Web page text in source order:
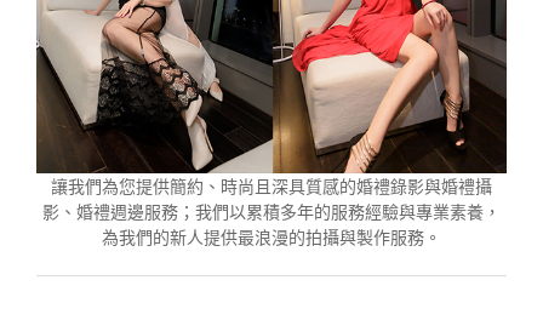
讓我們為您提供簡約、時尚且深具質感的婚禮錄影與婚禮攝
影、婚禮週邊服務；我們以累積多年的服務經驗與專業素養，
為我們的新人提供最浪漫的拍攝與製作服務。